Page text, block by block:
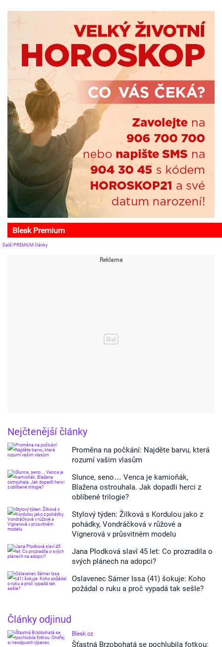
Blesk Premium
Další PREMIUM články
Nejčtenější články
Proměna na počkání: Najděte barvu, která
rozumí vašim vlasům
Slunce, seno… Venca je kamioňák,
Blažena ostrouhala. Jak dopadli herci z
oblíbené trilogie?
Stylový týden: Žilková s Kordulou jako z
pohádky, Vondráčková v růžové a
Vignerová v průsvitném modelu
Jana Plodková slaví 45 let: Co prozradila o
svých plánech na adopci?
Oslavenec Sámer Issa (41) šokuje: Koho
požádal o ruku a proč vypadá tak sešle?
Články odjinud
Blesk.cz
Šťastná Brzobohatá se pochlubila fotkou: